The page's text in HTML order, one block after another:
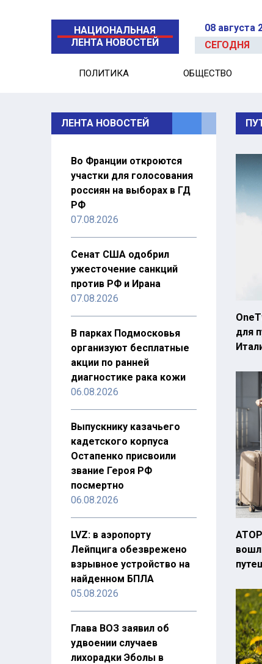
НАЦИОНАЛЬНАЯ
ЛЕНТА НОВОСТЕЙ
08 августа
СЕГОДНЯ
ПОЛИТИКА ОБЩЕСТВО
ЛЕНТА НОВОСТЕЙ
Во Франции откроются
участки для голосования
россиян на выборах в ГД
РФ
07.08.2026
Сенат США одобрил
ужесточение санкций
против РФ и Ирана
07.08.2026
В парках Подмосковья
организуют бесплатные
акции по ранней
диагностике рака кожи
06.08.2026
Выпускнику казачьего
кадетского корпуса
Остапенко присвоили
звание Героя РФ
посмертно
06.08.2026
LVZ: в аэропорту
Лейпцига обезврежено
взрывное устройство на
найденном БПЛА
05.08.2026
Глава ВОЗ заявил об
удвоении случаев
лихорадки Эболы в
для